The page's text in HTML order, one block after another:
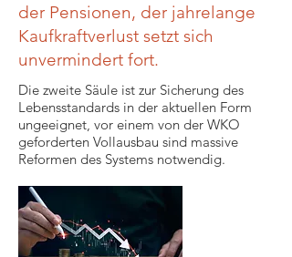
der Pensionen, der jahrelange
Kaufkraftverlust setzt sich
unvermindert fort.
Die zweite Säule ist zur Sicherung des
Lebensstandards in der aktuellen Form
ungeeignet, vor einem von der WKO
geforderten Vollausbau sind massive
Reformen des Systems notwendig.